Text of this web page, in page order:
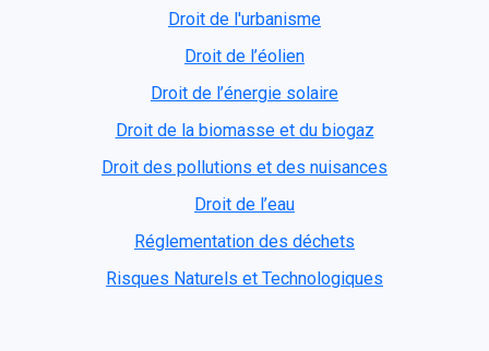
Droit de l'urbanisme
Droit de l’éolien
Droit de l’énergie solaire
Droit de la biomasse et du biogaz
Droit des pollutions et des nuisances
Droit de l’eau
Réglementation des déchets
Risques Naturels et Technologiques